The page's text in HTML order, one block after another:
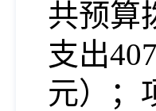
共预算
支出
元）；